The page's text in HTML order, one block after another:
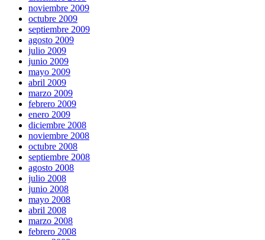
noviembre 2009
octubre 2009
septiembre 2009
agosto 2009
julio 2009
junio 2009
mayo 2009
abril 2009
marzo 2009
febrero 2009
enero 2009
diciembre 2008
noviembre 2008
octubre 2008
septiembre 2008
agosto 2008
julio 2008
junio 2008
mayo 2008
abril 2008
marzo 2008
febrero 2008